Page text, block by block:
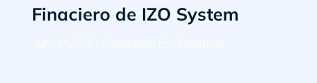
Finaciero de IZO System